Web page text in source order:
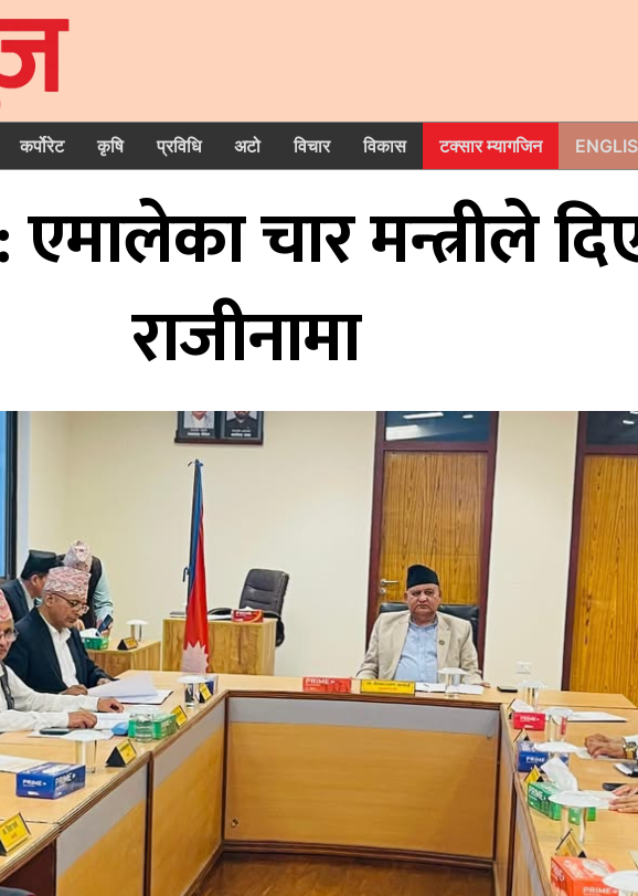
कर्पोरेट कृषि प्रविधि अटो विचार विकास टक्सार म्यागजिन
चार मन्त्रीले
राजीनामा